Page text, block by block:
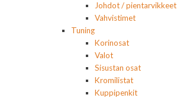
Johdot / pientarvikkeet
Vahvistimet
Tuning
Korinosat
Valot
Sisustan osat
Kromilistat
Kuppipenkit